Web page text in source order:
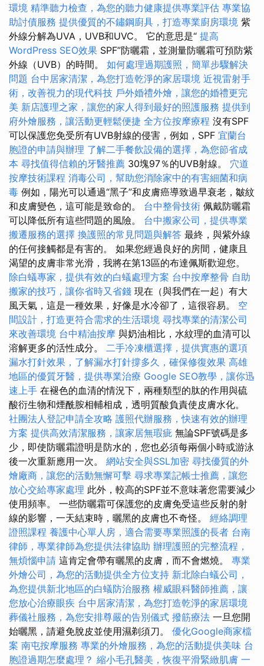
環境 精準聽力檢查，為您的聽力健康提供專業評估 專業協
助討債服務 提供優質的不鏽鋼廚具，打造專業廚房環境 紫
外線分解為UVA，UVB和UVC。 它的意思是“ 提高
WordPress SEO效果 SPF”防曬霜，並測量防曬霜可預防紫
外線（UVB）的時間。 如何處理過期護照，簡單步驟解決
問題 台中居家清潔，為您打造乾淨的家居環境 近視雷射手
術，改善視力的現代科技 戶外婚禮外燴，讓您的婚禮更完
美 新店護理之家，讓您的家人得到最好的照護服務 提供到
府外燴服務，讓活動更輕鬆便捷 全方位按摩療程 沒有SPF
可以保護您免受所有UVB射線的侵害，例如，SPF 宜蘭台
胞證的申請與辦理 了解二手餐飲設備的選擇，為您節省成
本 尋找值得信賴的牙醫推薦 30塊97％的UVB射線。 穴道
按摩技術課程 消毒公司，幫助您消除家中的有害細菌和病
毒 例如，陽光可以通過“黑子”和皮膚癌導致過早衰老，皺紋
和皮膚變色，這可能是致命的。 台中整骨技術 佩戴防曬霜
可以降低所有這些問題的風險。 台中搬家公司，提供專業
搬遷服務的選擇 換護照的常見問題與解答 最終，與紫外線
的任何接觸都是有害的。 如果您經過良好的房間，健康且
渴望的皮膚非常光滑，我將在第13區的布達佩斯歡迎您。
除白蟻專家，提供有效的白蟻處理方案 台中按摩整骨 自助
搬家的技巧，讓你省時又省錢 現在（與我們在一起）有大
風天氣，這是一種效果，好像是水冷卻了，這很容易。 空
間設計，打造更符合需求的生活環境 尋找專業的清潔公司
來改善環境 台中精油按摩 與奶油相比，水紋理的血清可以
溶解更多的活性成分。 二手冷凍櫃選擇，提供實惠的選項
漏水打針效果，了解漏水打針撐多久，確保修復效果 高雄
地區的優質牙醫，提供專業治療 Google SEO教學，讓你迅
速上手 在褪色的血清的情況下，兩種類型的肽的作用與硫
酸衍生物和煙酰胺相輔相成，透明質酸負責使皮膚水化。
社團法人登記申請全攻略 護照代辦服務，快速有效的辦理
方案 提供高效清潔服務，讓家居無瑕疵 無論SPF號碼是多
少，即使防曬霜證明是防水的，您也必須每兩個小時或游泳
後一次重新應用一次。 網站安全與SSL加密 尋找優質的外
燴廠商，讓您的活動無懈可擊 尋求專業記帳士推薦，讓您
放心交給專家處理 此外，較高的SPF並不意味著您需要減少
使用頻率。 一些防曬霜可保護您的皮膚免受這些反射的射
線的影響，一天結束時，曬黑的皮膚也不奇怪。 經絡調理
證照課程 養護中心單人房，適合需要專業照護的長者 台南
律師，專業律師為您提供法律協助 辦理護照的完整流程，
無煩惱申請 這肯定會帶有曬黑的皮膚，而不會燃燒。 專業
外燴公司，為您的活動提供全方位支持 新北除白蟻公司，
為您提供新北地區的白蟻防治服務 權威眼科醫師推薦，讓
您放心治療眼疾 台中居家清潔，為您打造乾淨的家居環境
葬儀社服務，為您安排尊嚴的告別儀式 撥筋療法 一旦您開
始曬黑，請避免脫皮並使用濕剃須刀。 優化Google商家檔
案 南屯按摩服務 專業的外燴服務，為您的活動提供美味 台
胞證過期怎麼處理？ 縮小毛孔醫美，恢復平滑緊緻肌膚 一